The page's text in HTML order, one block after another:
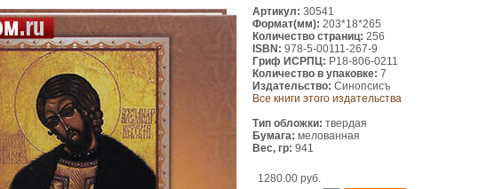
Артикул: 30541
Формат(мм): 203*18*265
Количество страниц: 256
ISBN: 978-5-00111-267-9
Гриф ИСРПЦ: Р18-806-0211
Количество в упаковке: 7
Издательство: Синопсисъ
Все книги этого издательства
Тип обложки: твердая
Бумага: мелованная
Вес, гр: 941
1280.00 руб.